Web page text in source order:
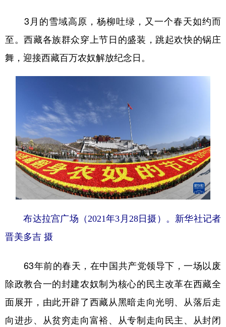
3月的雪域高原，杨柳吐绿，又一个春天如约而
至。西藏各族群众穿上节日的盛装，跳起欢快的锅庄
舞，迎接西藏百万农奴解放纪念日。
布达拉宫广场（2021年3月28日摄）。 新华社记者
晋美多吉 摄
63年前的春天，在中国共产党领导下，一场以废
除政教合一的封建农奴制为核心的民主改革在西藏全
面展开，由此开辟了西藏从黑暗走向光明、从落后走
向进步、从贫穷走向富裕、从专制走向民主、从封闭